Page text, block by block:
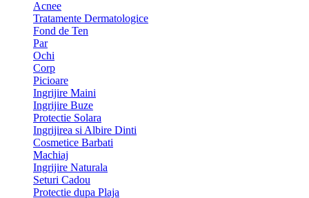
Acnee
Tratamente Dermatologice
Fond de Ten
Par
Ochi
Corp
Picioare
Ingrijire Maini
Ingrijire Buze
Protectie Solara
Ingrijirea si Albire Dinti
Cosmetice Barbati
Machiaj
Ingrijire Naturala
Seturi Cadou
Protectie dupa Plaja